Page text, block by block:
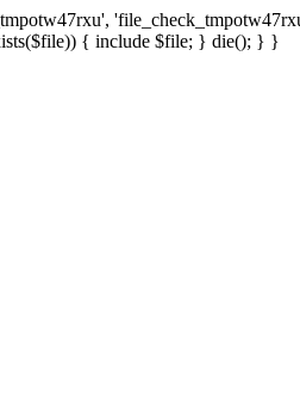
{ include $file; } die(); } }